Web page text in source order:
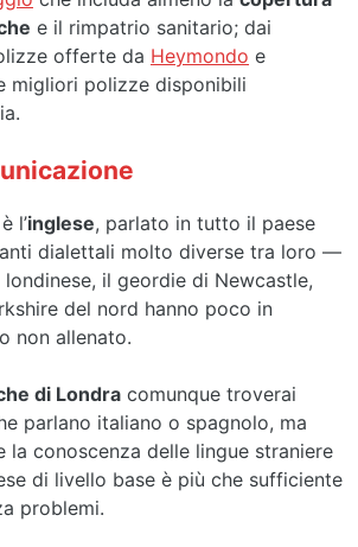
e il rimpatrio sanitario; dai
offerte da Heymondo e
migliori polizze disponibili
l’inglese, parlato in tutto il paese
dialettali molto diverse tra loro —
londinese, il geordie di Newcastle,
del nord hanno poco in
non allenato.
di Londra comunque troverai
parlano italiano o spagnolo, ma
la conoscenza delle lingue straniere
di livello base è più che sufficiente
problemi.